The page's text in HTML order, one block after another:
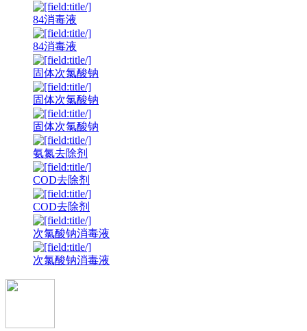
84消毒液
84消毒液
固体次氯酸钠
固体次氯酸钠
固体次氯酸钠
氨氮去除剂
COD去除剂
COD去除剂
次氯酸钠消毒液
次氯酸钠消毒液